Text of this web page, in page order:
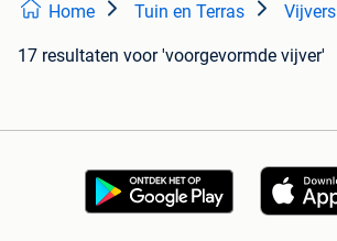
Home Tuin en Terras Vijvers
17 resultaten voor 'voorgevormde vijver'